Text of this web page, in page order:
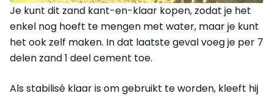
Je kunt dit zand kant-en-klaar kopen, zodat je het
enkel nog hoeft te mengen met water, maar je kunt
het ook zelf maken. In dat laatste geval voeg je per 7
delen zand 1 deel cement toe.
Als stabilisé klaar is om gebruikt te worden, kleeft hij